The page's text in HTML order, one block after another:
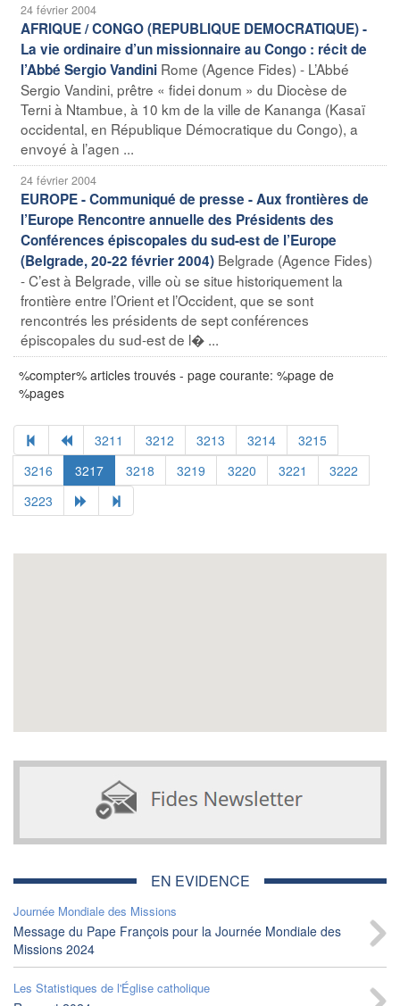
24 février 2004
AFRIQUE / CONGO (REPUBLIQUE DEMOCRATIQUE) -
La vie ordinaire d’un missionnaire au Congo : récit de
l’Abbé Sergio Vandini Rome (Agence Fides) - L’Abbé
Sergio Vandini, prêtre « fidei donum » du Diocèse de
Terni à Ntambue, à 10 km de la ville de Kananga (Kasaï
occidental, en République Démocratique du Congo), a
envoyé à l’agen ...
24 février 2004
EUROPE - Communiqué de presse - Aux frontières de
l’Europe Rencontre annuelle des Présidents des
Conférences épiscopales du sud-est de l’Europe
(Belgrade, 20-22 février 2004) Belgrade (Agence Fides)
- C’est à Belgrade, ville où se situe historiquement la
frontière entre l’Orient et l’Occident, que se sont
rencontrés les présidents de sept conférences
épiscopales du sud-est de l� ...
%compter% articles trouvés - page courante: %page de
%pages
3211 3212 3213 3214
3215
3216
3217 3218 3219 3220 3221
3222
3223
EN EVIDENCE
Journée Mondiale des Missions
Message du Pape François pour la Journée Mondiale des
Missions 2024
Les Statistiques de l'Église catholique